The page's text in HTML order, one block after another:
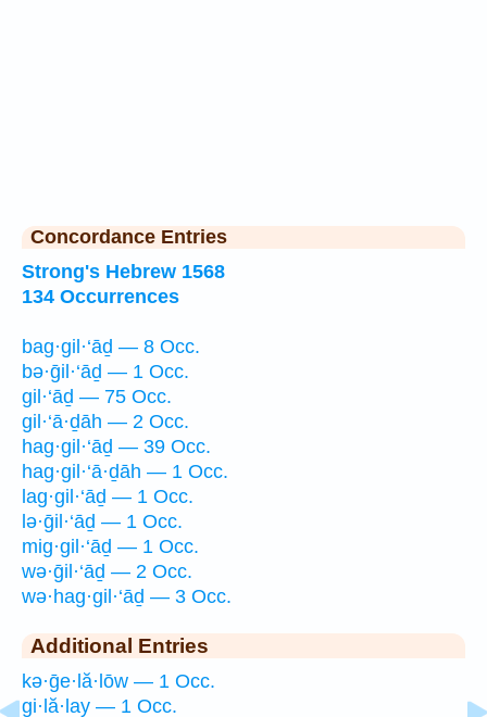
Concordance Entries
Strong's Hebrew 1568
134 Occurrences
bag·gil·‘āḏ — 8 Occ.
bə·ḡil·‘āḏ — 1 Occ.
gil·‘āḏ — 75 Occ.
gil·‘ā·ḏāh — 2 Occ.
hag·gil·‘āḏ — 39 Occ.
hag·gil·‘ā·ḏāh — 1 Occ.
lag·gil·‘āḏ — 1 Occ.
lə·ḡil·‘āḏ — 1 Occ.
mig·gil·‘āḏ — 1 Occ.
wə·ḡil·‘āḏ — 2 Occ.
wə·hag·gil·‘āḏ — 3 Occ.
Additional Entries
kə·ḡe·lă·lōw — 1 Occ.
gi·lă·lay — 1 Occ.